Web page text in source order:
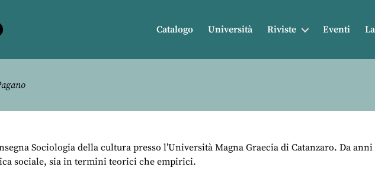
Catalogo Università Riviste Eventi
Sociologia della cultura presso l’Università Magna Graecia di Catanzaro. Da
sociale, sia in termini teorici che empirici.